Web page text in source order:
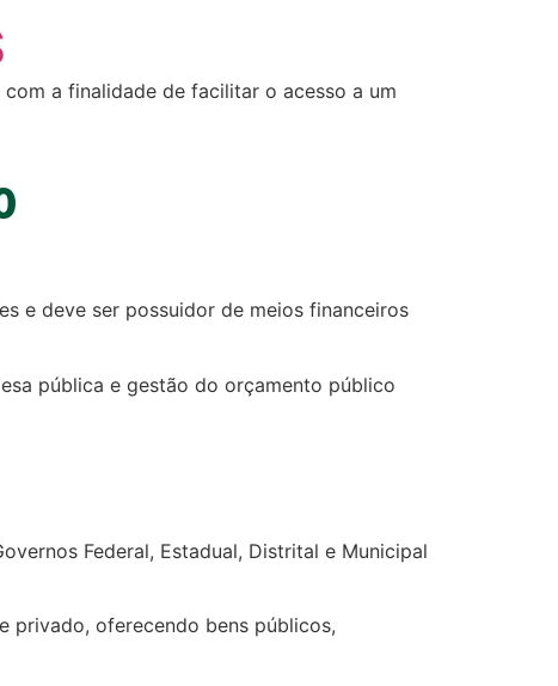
a finalidade de facilitar o acesso a um
e deve ser possuidor de meios financeiros
pública e gestão do orçamento público
Federal, Estadual, Distrital e Municipal
privado, oferecendo bens públicos,